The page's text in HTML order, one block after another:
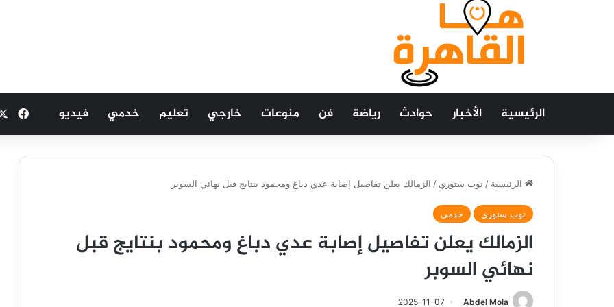
الرئيسية الأخبار حوادث رياضة فن منوعات خارجي تعليم خدمي فيديو
الرئيسية / توب ستوري / الزمالك يعلن تفاصيل إصابة عدي دباغ ومحمود بنتايج قبل نهائي السوبر
توب ستوري خدمي
الزمالك يعلن تفاصيل إصابة عدي دباغ ومحمود بنتايج قبل
نهائي السوبر
Abdel Mola
2025-11-07